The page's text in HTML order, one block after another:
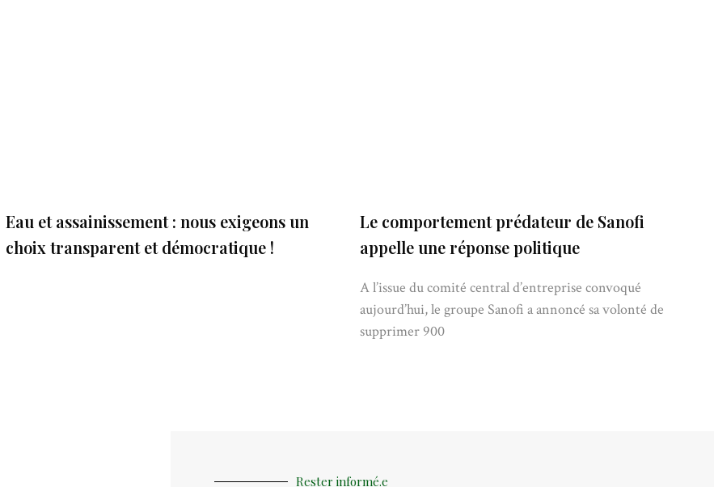
Eau et assainissement : nous exigeons un
choix transparent et démocratique !
Le comportement prédateur de Sanofi
appelle une réponse politique
A l’issue du comité central d’entreprise convoqué
aujourd’hui, le groupe Sanofi a annoncé sa volonté de
supprimer 900
Rester informé.e